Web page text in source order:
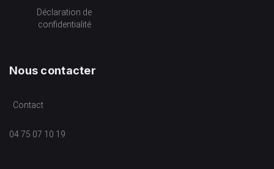
Déclaration de
confidentialité
Nous contacter
Contact
04 75 07 10 19